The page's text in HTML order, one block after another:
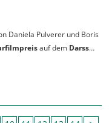
Daniela Pulverer und Boris
auf dem Darss…